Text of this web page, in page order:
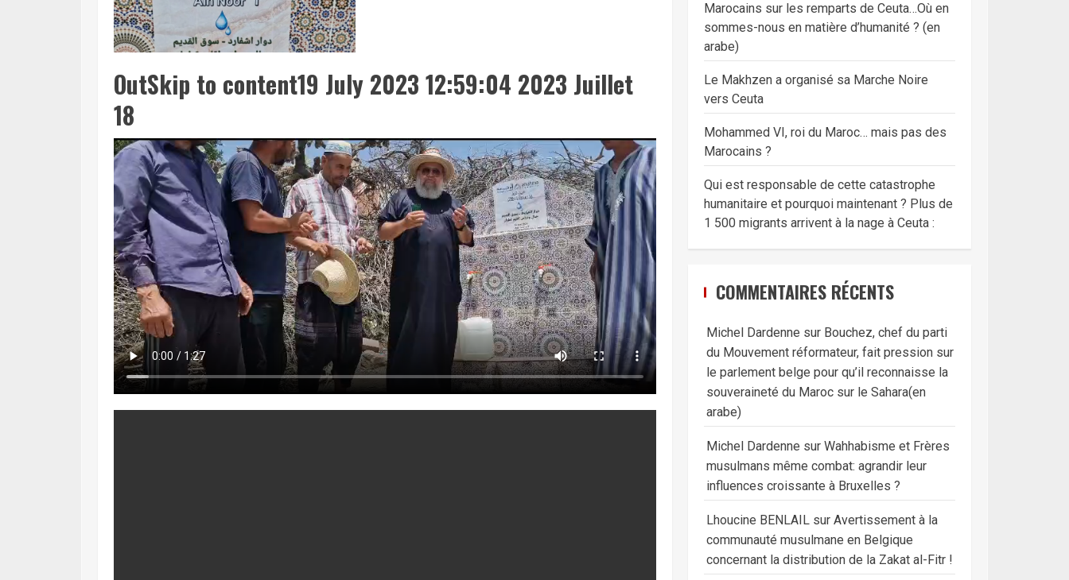
OutSkip to content19 July 2023 12:59:04 2023 Juillet
18
Marocains sur les remparts de Ceuta…Où en
sommes-nous en matière d’humanité ? (en
arabe)
Le Makhzen a organisé sa Marche Noire
vers Ceuta
Mohammed VI, roi du Maroc… mais pas des
Marocains ?
Qui est responsable de cette catastrophe
humanitaire et pourquoi maintenant ? Plus de
1 500 migrants arrivent à la nage à Ceuta :
COMMENTAIRES RÉCENTS
Michel Dardenne sur Bouchez, chef du parti
du Mouvement réformateur, fait pression sur
le parlement belge pour qu’il reconnaisse la
souveraineté du Maroc sur le Sahara(en
arabe)
Michel Dardenne sur Wahhabisme et Frères
musulmans même combat: agrandir leur
influences croissante à Bruxelles ?
Lhoucine BENLAILsur Avertissement à la
communauté musulmane en Belgique
concernant la distribution de la Zakat al-Fitr !